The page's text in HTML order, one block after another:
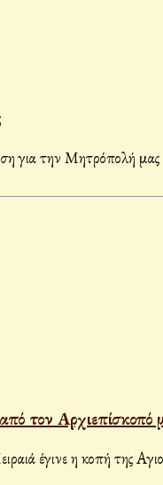
για την Μητρόπολή
τον Αρχιεπίσκοπό
έγινε η κοπή της